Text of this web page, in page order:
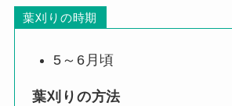
葉刈りの時期
5～6月頃
葉刈りの方法